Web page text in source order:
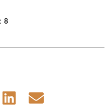
8
Share
Share